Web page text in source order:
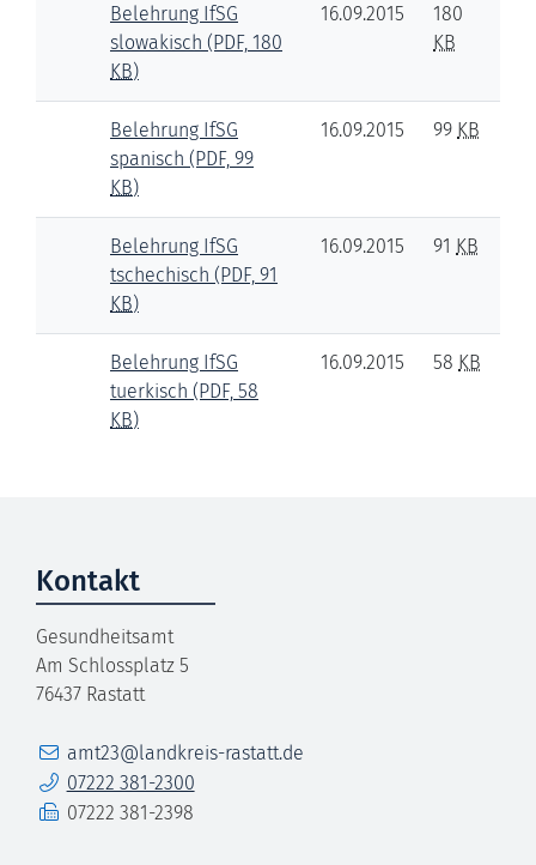
Belehrung IfSG
slowakisch (PDF, 180
KB)
16.09.2015
180
KB
Belehrung IfSG
spanisch (PDF, 99
KB)
16.09.2015 99 KB
Belehrung IfSG
tschechisch (PDF, 91
KB)
16.09.2015 91 KB
Belehrung IfSG
tuerkisch (PDF, 58
KB)
16.09.2015 58 KB
Kontakt
Gesundheitsamt
Am Schlossplatz 5
76437 Rastatt
E-Mailamt23@landkreis-rastatt.de
Telefon07222 381-2300
Fax 07222 381-2398